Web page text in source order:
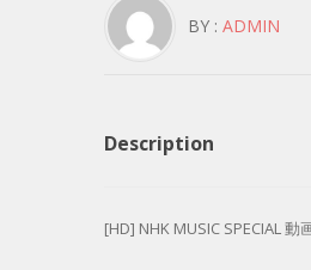
BY : ADMIN
Description
[HD] NHK MUSIC SPECIAL